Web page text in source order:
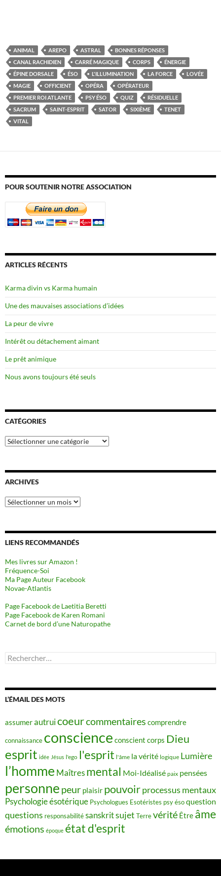
ANIMAL AREPO ASTRAL
BONNES RÉPONSES
CANAL RACHIDIEN
CARRÉ MAGIQUE CORPS
ÉNERGIE
ÉPINE DORSALE
ÉSO L'ILLUMINATION LA FORCE
LOVÉE
MAGIE
OFFICIENT OPÉRA
OPÉRATEUR
PREMIER ROI ATLANTE
PSY ÉSO QUIZ
RÉSIDUELLE
SACRUM
SAINT-ESPRIT SATOR SIXIÈME
TENET
VITAL
POUR SOUTENIR NOTRE ASSOCIATION
ARTICLES RÉCENTS
Karma divin vs Karma humain
Une des mauvaises associations d’idées
La peur de vivre
Intérêt ou détachement aimant
Le prêt animique
Nous avons toujours été seuls
CATÉGORIES
Catégories
ARCHIVES
Archives
LIENS RECOMMANDÉS
Mes livres sur Amazon !
Fréquence-Soi
Ma Page Auteur Facebook
Novae-Atlantis
Page Facebook de Laetitia Beretti
Page Facebook de Karen Romani
Carnet de bord d’une Naturopathe
Rechercher :
L’ÉMAIL DES MOTS
assumerautruicoeurcommentaires comprendre
connaissance conscience conscient corps Dieu
esprit idée Jésus l'ego l'esprit l'âme la vérité logique Lumière
l’homme Maîtres mental Moi-Idéalisé paix pensées
personne peur plaisir pouvoirprocessus mentaux
Psychologie ésotérique Psychologues Esotéristes psy ésoquestion
questions responsabilitésanskritsujet Terrevérité Être âme
émotions époque état d'esprit